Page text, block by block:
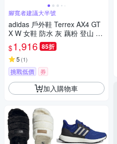
腳寬者建議大半號
adidas 戶外鞋 Terrex AX4 GT
X W 女鞋 防水 灰 藕粉 登山 機
能 抗撕裂 愛迪達 IG6580
$1,916 85折
5 (1)
挑戰低價 券
加入購物車